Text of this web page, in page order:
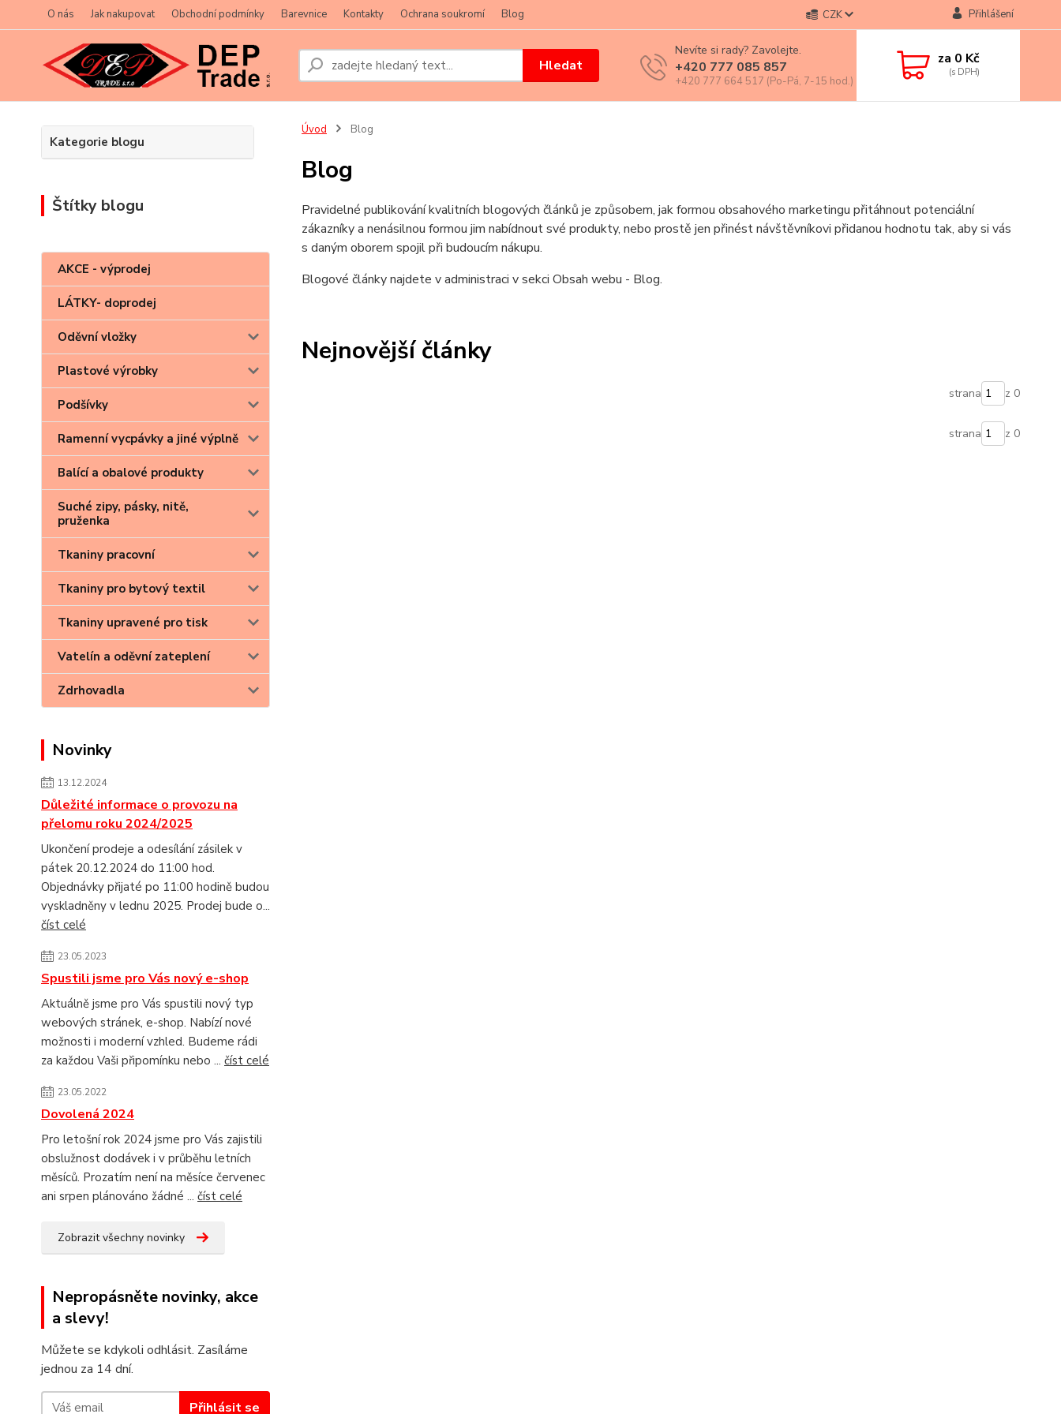
O nás Jak nakupovat Obchodní podmínky Barevnice Kontakty Ochrana soukromí Blog CZK Přihlášení
Hledat
Nevíte si rady? Zavolejte.
+420 777 085 857
+420 777 664 517 (Po-Pá, 7-15 hod.)
za 0 Kč
Kategorie blogu
Štítky blogu
AKCE - výprodej
LÁTKY- doprodej
Oděvní vložky
Plastové výrobky
Podšívky
Ramenní vycpávky a jiné výplně
Balící a obalové produkty
Suché zipy, pásky, nitě,
pruženka
Tkaniny pracovní
Tkaniny pro bytový textil
Tkaniny upravené pro tisk
Vatelín a oděvní zateplení
Zdrhovadla
Novinky
13.12.2024
Důležité informace o provozu na
přelomu roku 2024/2025
Ukončení prodeje a odesílání zásilek v
pátek 20.12.2024 do 11:00 hod.
Objednávky přijaté po 11:00 hodině budou
vyskladněny v lednu 2025. Prodej bude o...
číst celé
23.05.2023
Spustili jsme pro Vás nový e-shop
Aktuálně jsme pro Vás spustili nový typ
webových stránek, e-shop. Nabízí nové
možnosti i moderní vzhled. Budeme rádi
za každou Vaši připomínku nebo ... číst celé
23.05.2022
Dovolená 2024
Pro letošní rok 2024 jsme pro Vás zajistili
obslužnost dodávek i v průběhu letních
měsíců. Prozatím není na měsíce červenec
ani srpen plánováno žádné ... číst celé
Zobrazit všechny novinky
Nepropásněte novinky, akce
a slevy!
Můžete se kdykoli odhlásit. Zasíláme
jednou za 14 dní.
Přihlásit se
Úvod Blog
Blog
Pravidelné publikování kvalitních blogových článků je způsobem, jak formou obsahového marketingu přitáhnout potenciální
zákazníky a nenásilnou formou jim nabídnout své produkty, nebo prostě jen přinést návštěvníkovi přidanou hodnotu tak, aby si vás
s daným oborem spojil při budoucím nákupu.
Blogové články najdete v administraci v sekci Obsah webu - Blog.
Nejnovější články
strana z 0
strana z 0